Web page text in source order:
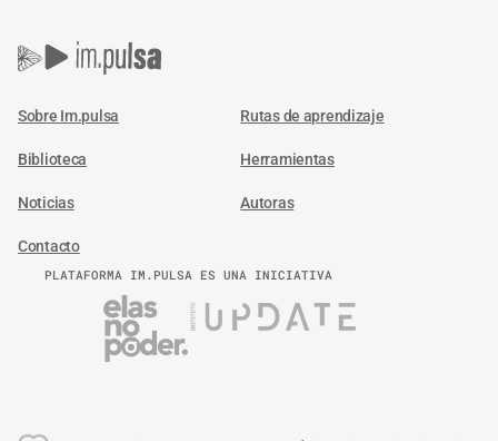
Sobre Im.pulsa Rutas de aprendizaje
Biblioteca Herramientas
Noticias Autoras
Contacto
PLATAFORMA IM.PULSA ES UNA INICIATIVA